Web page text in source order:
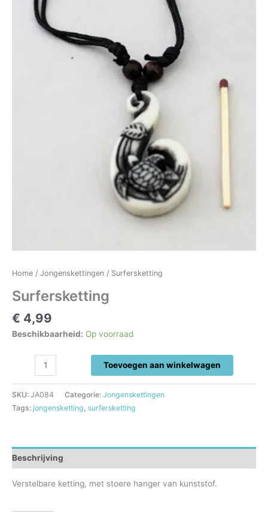
Home / Jongenskettingen / Surfersketting
Surfersketting
€ 4,99
Beschikbaarheid: Op voorraad
Surfersketting
aantal
Toevoegen aan winkelwagen
SKU: JA084 Categorie: Jongenskettingen
Tags: jongensketting surfersketting
Beschrijving
Verstelbare ketting, met stoere hanger van kunststof.